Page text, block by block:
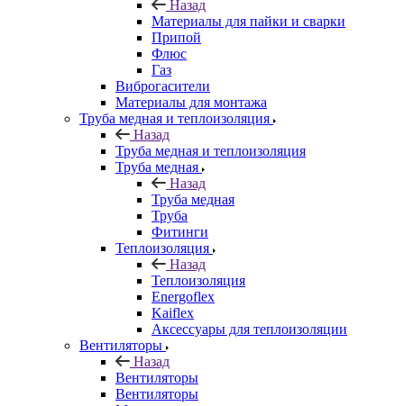
Назад
Материалы для пайки и сварки
Припой
Флюс
Газ
Виброгасители
Материалы для монтажа
Труба медная и теплоизоляция
Назад
Труба медная и теплоизоляция
Труба медная
Назад
Труба медная
Труба
Фитинги
Теплоизоляция
Назад
Теплоизоляция
Energoflex
Kaiflex
Аксессуары для теплоизоляции
Вентиляторы
Назад
Вентиляторы
Вентиляторы